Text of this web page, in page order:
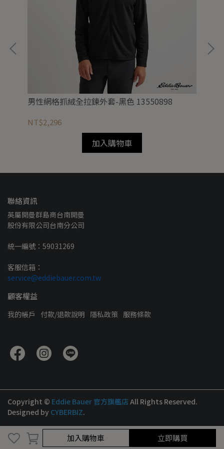
取消 完成
加入購物車 立即購買
男性網格抓絨全拉鍊外套-黑色 13550898
NT$2,296
加入購物車
聯絡資訊
英屬開曼群島商台南開曼
股份有限公司台南分公司
統一編號：59031269
客服信箱：
service@eddiebauer.com.tw
顧客權益
我的帳戶 付款/退款說明 隱私政策 服務條款
Copyright © Eddie Bauer 官方旗艦店All Rights Reserved.
Designed by CYBERBIZ.